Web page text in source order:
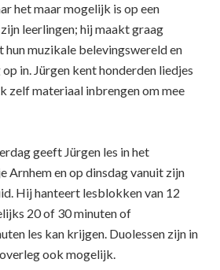
het maar mogelijk is op een
leerlingen; hij maakt graag
hun muzikale belevingswereld en
in. Jürgen kent honderden liedjes
zelf materiaal inbrengen om mee
geeft Jürgen les in het
Arnhem en op dinsdag vanuit zijn
Hij hanteert lesblokken van 12
20 of 30 minuten of
les kan krijgen. Duolessen zijn in
ook mogelijk.